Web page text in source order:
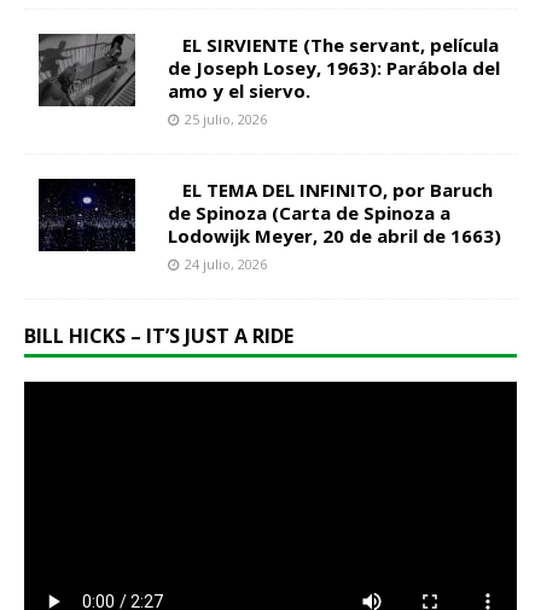
EL SIRVIENTE (The servant, película
de Joseph Losey, 1963): Parábola del
amo y el siervo.
25 julio, 2026
EL TEMA DEL INFINITO, por Baruch
de Spinoza (Carta de Spinoza a
Lodowijk Meyer, 20 de abril de 1663)
24 julio, 2026
BILL HICKS – IT’S JUST A RIDE